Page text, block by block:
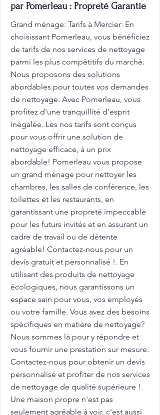
par Pomerleau : Propreté Garantie
Grand ménage: Tarifs à Mercier: En
choisissant Pomerleau, vous bénéficiez
de tarifs de nos services de nettoyage
parmi les plus compétitifs du marché.
Nous proposons des solutions
abordables pour toutes vos demandes
de nettoyage. Avec Pomerleau, vous
profitez d'une tranquillité d'esprit
inégalée. Les nos tarifs sont conçus
pour vous offrir une solution de
nettoyage efficace, à un prix
abordable! Pomerleau vous propose
un grand ménage pour nettoyer les
chambres, les salles de conférence, les
toilettes et les restaurants, en
garantissant une propreté impeccable
pour les futurs invités et en assurant un
cadre de travail ou de détente
agréable! Contactez-nous pour un
devis gratuit et personnalisé !. En
utilisant des produits de nettoyage
écologiques, nous garantissons un
espace sain pour vous, vos employés
ou votre famille. Vous avez des besoins
spécifiques en matière de nettoyage?
Nous sommes là pour y répondre et
vous fournir une prestation sur mesure.
Contactez-nous pour obtenir un devis
personnalisé et profiter de nos services
de nettoyage de qualité supérieure !.
Une maison propre n'est pas
seulement agréable à voir, c'est aussi